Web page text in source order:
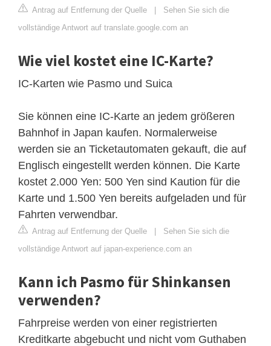
Antrag auf Entfernung der Quelle | Sehen Sie sich die
vollständige Antwort auf translate.google.com an
Wie viel kostet eine IC-Karte?
IC-Karten wie Pasmo und Suica
Sie können eine IC-Karte an jedem größeren
Bahnhof in Japan kaufen. Normalerweise
werden sie an Ticketautomaten gekauft, die auf
Englisch eingestellt werden können. Die Karte
kostet 2.000 Yen: 500 Yen sind Kaution für die
Karte und 1.500 Yen bereits aufgeladen und für
Fahrten verwendbar.
Antrag auf Entfernung der Quelle | Sehen Sie sich die
vollständige Antwort auf japan-experience.com an
Kann ich Pasmo für Shinkansen
verwenden?
Fahrpreise werden von einer registrierten
Kreditkarte abgebucht und nicht vom Guthaben